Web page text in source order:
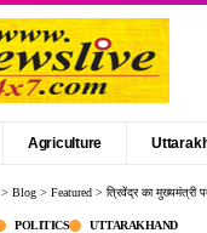
Agriculture
> Blog > Featured > त्रिवेंद्र का मुख्यमंत्री
POLITICS UTTARAKHAND